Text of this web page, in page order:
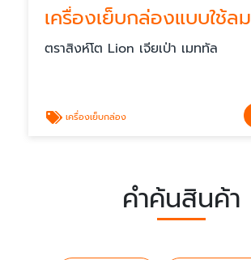
เครื่องเย็บกล่องแบบใช้ลม
ตราสิงห์โต Lion เจียเป่า เมททัล
เครื่องเย็บกล่อง
คำค้นสินค้า